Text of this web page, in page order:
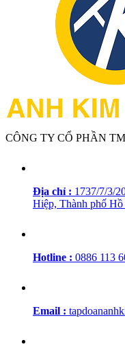
CÔNG TY CỔ PHẦN
Địa chỉ : 1737/7/3/
Hiệp, Thành phố
Hotline : 0886 113
Email :